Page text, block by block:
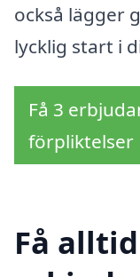
också lägger
lycklig start i
Få 3
förpliktelser
Få